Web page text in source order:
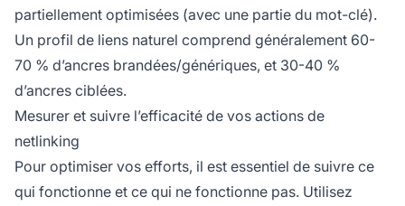
partiellement optimisées (avec une partie du mot-clé).
Un profil de liens naturel comprend généralement 60-
70 % d’ancres brandées/génériques, et 30-40 %
d’ancres ciblées.
Mesurer et suivre l’efficacité de vos actions de
netlinking
Pour optimiser vos efforts, il est essentiel de suivre ce
qui fonctionne et ce qui ne fonctionne pas. Utilisez